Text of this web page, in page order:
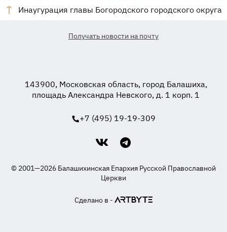
Инаугурация главы Богородского городского округа
Получать новости на почту
143900, Московская область, город Балашиха,
площадь Александра Невского, д. 1 корп. 1
+7 (495) 19-19-309
© 2001—2026 Балашихинская Епархия Русской Православной
Церкви
Сделано в -